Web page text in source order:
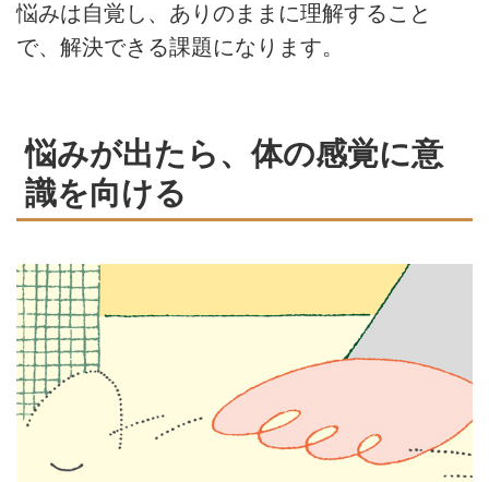
悩みは自覚し、ありのままに理解すること
で、解決できる課題になります。
悩みが出たら、体の感覚に意
識を向ける